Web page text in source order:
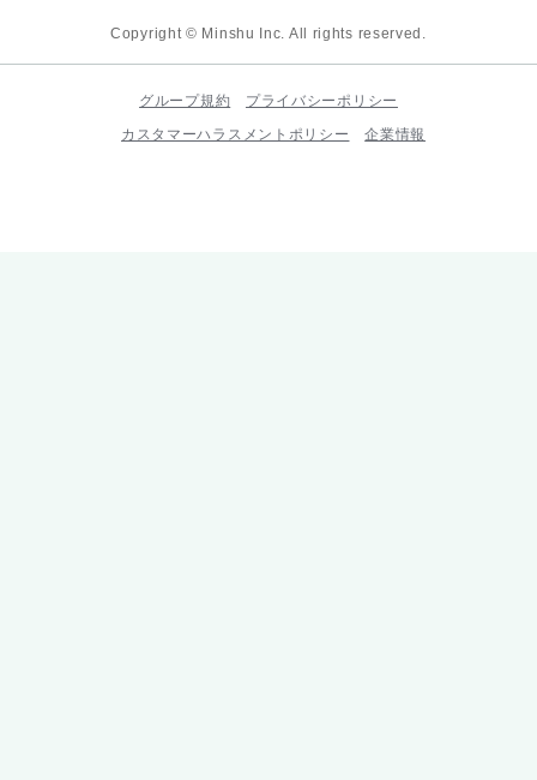
Copyright © Minshu Inc. All rights reserved.
グループ規約
プライバシーポリシー
カスタマーハラスメントポリシー
企業情報